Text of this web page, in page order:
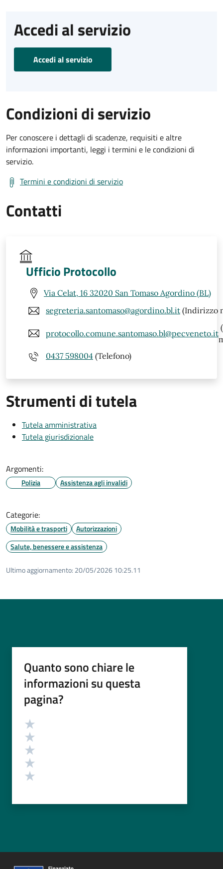
Accedi al servizio
Accedi al servizio
Condizioni di servizio
Per conoscere i dettagli di scadenze, requisiti e altre
informazioni importanti, leggi i termini e le condizioni di
servizio.
Termini e condizioni di servizio
Contatti
Ufficio Protocollo
Via Celat, 16 32020 San Tomaso Agordino (BL)
segreteria.santomaso@agordino.bl.it (Indirizzo
protocollo.comune.santomaso.bl@pecveneto.it
0437 598004 (Telefono)
Strumenti di tutela
Tutela amministrativa
Tutela giurisdizionale
Argomenti:
Polizia Assistenza agli invalidi
Categorie:
Mobilità e trasporti
Autorizzazioni
Salute, benessere e assistenza
Ultimo aggiornamento: 20/05/2026 10:25.11
Quanto sono chiare le
informazioni su questa
pagina?
Valutazione